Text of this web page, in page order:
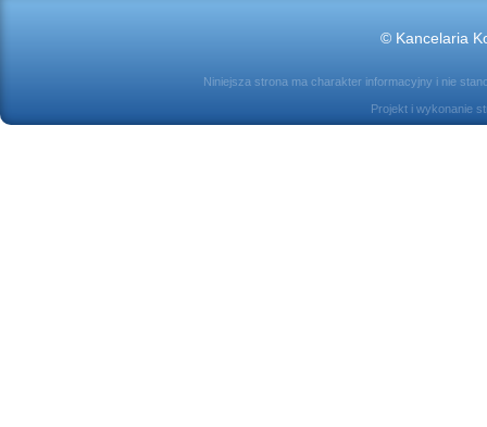
© Kancelaria
Niniejsza strona ma charakter informacyjny i nie
Projekt i wykonanie